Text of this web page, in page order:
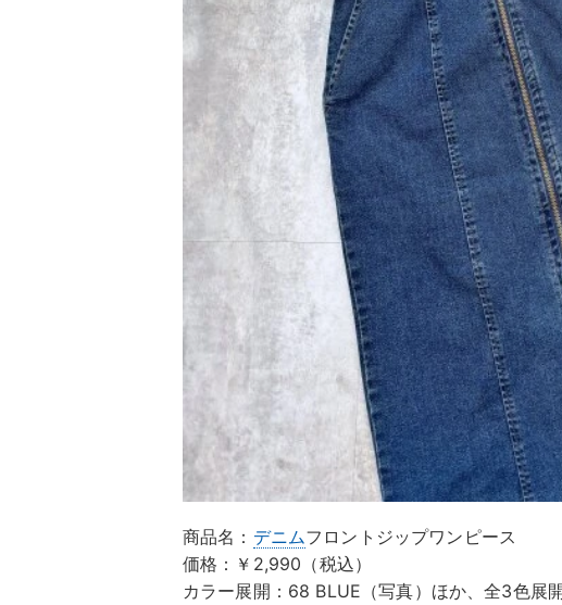
商品名： デニムフロントジップワンピース
価格：￥2,990（税込）
カラー展開：68 BLUE（写真）ほか、全3色展